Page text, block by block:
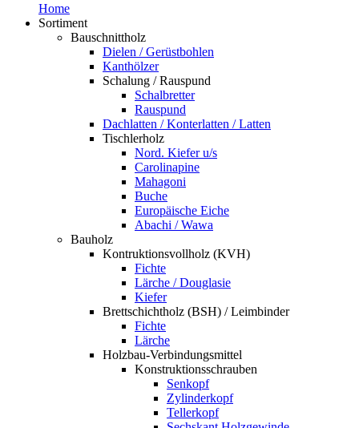
Home
Sortiment
Bauschnittholz
Dielen / Gerüstbohlen
Kanthölzer
Schalung / Rauspund
Schalbretter
Rauspund
Dachlatten / Konterlatten / Latten
Tischlerholz
Nord. Kiefer u/s
Carolinapine
Mahagoni
Buche
Europäische Eiche
Abachi / Wawa
Bauholz
Kontruktionsvollholz (KVH)
Fichte
Lärche / Douglasie
Kiefer
Brettschichtholz (BSH) / Leimbinder
Fichte
Lärche
Holzbau-Verbindungsmittel
Konstruktionsschrauben
Senkopf
Zylinderkopf
Tellerkopf